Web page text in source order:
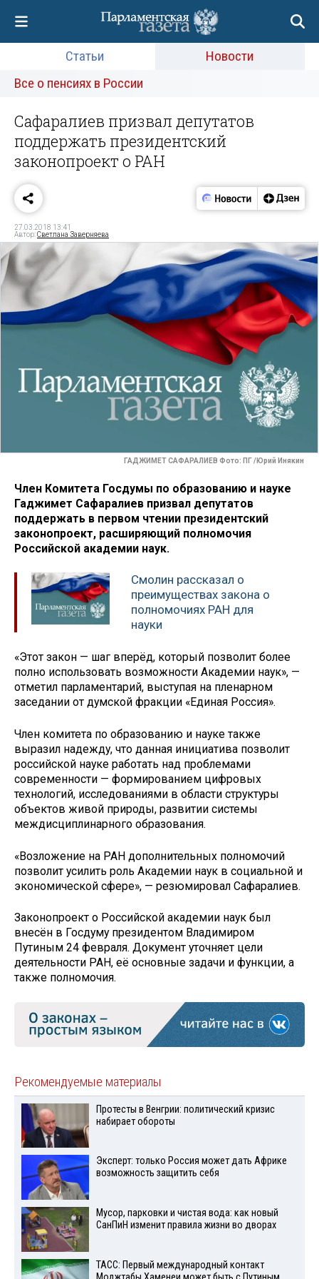
Статьи
Новости
Все о пенсиях в России
Сафаралиев призвал депутатов
поддержать президентский
законопроект о РАН
27.03.2018 13:41
Автор:Светлана Заверняева
ГАДЖИМЕТ САФАРАЛИЕВ Фото: ПГ /Юрий Инякин
Член Комитета Госдумы по образованию и науке
Гаджимет Сафаралиев призвал депутатов
поддержать в первом чтении президентский
законопроект, расширяющий полномочия
Российской академии наук.
Смолин рассказал о
преимуществах закона о
полномочиях РАН для
науки
«Этот закон — шаг вперёд, который позволит более
полно использовать возможности Академии наук», —
отметил парламентарий, выступая на пленарном
заседании от думской фракции «Единая Россия».
Член комитета по образованию и науке также
выразил надежду, что данная инициатива позволит
российской науке работать над проблемами
современности — формированием цифровых
технологий, исследованиями в области структуры
объектов живой природы, развитии системы
междисциплинарного образования.
«Возложение на РАН дополнительных полномочий
позволит усилить роль Академии наук в социальной и
экономической сфере», — резюмировал Сафаралиев.
Законопроект о Российской академии наук был
внесён в Госдуму президентом Владимиром
Путиным 24 февраля. Документ уточняет цели
деятельности РАН, её основные задачи и функции, а
также полномочия.
Рекомендуемые материалы
Протесты в Венгрии: политический кризис
набирает обороты
Эксперт: только Россия может дать Африке
возможность защитить себя
Мусор, парковки и чистая вода: как новый
СанПиН изменит правила жизни во дворах
ТАСС: Первый международный контакт